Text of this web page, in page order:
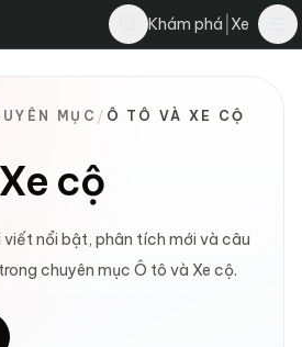
Khám phá Xe
MỤC / Ô TÔ VÀ XE CỘ
cộ
viết nổi bật, phân tích mới và câu
chuyên mục Ô tô và Xe cộ.